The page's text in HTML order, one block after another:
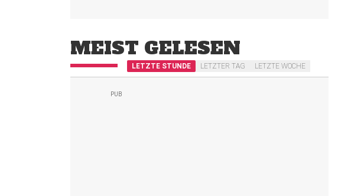
MEIST GELESEN
LETZTE STUNDE LETZTER TAG LETZTE WOCHE